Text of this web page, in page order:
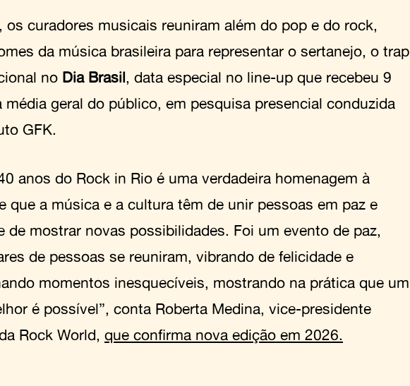
os curadores musicais reuniram além do pop e do rock,
da música brasileira para representar o sertanejo, o trap
no Dia Brasil, data especial no line-up que recebeu 9
média geral do público, em pesquisa presencial conduzida
GFK.
anos do Rock in Rio é uma verdadeira homenagem à
que a música e a cultura têm de unir pessoas em paz e
de mostrar novas possibilidades. Foi um evento de paz,
de pessoas se reuniram, vibrando de felicidade e
momentos inesquecíveis, mostrando na prática que um
é possível”, conta Roberta Medina, vice-presidente
Rock World, que confirma nova edição em 2026.